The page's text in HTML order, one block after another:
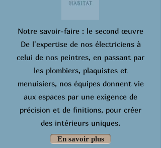
Notre savoir-faire : le second œuvre
De l'expertise de nos électriciens à
celui de nos peintres, en passant par
les plombiers, plaquistes et
menuisiers, nos équipes donnent vie
aux espaces par une exigence de
précision et de finitions, pour créer
des intérieurs uniques.
En savoir plus